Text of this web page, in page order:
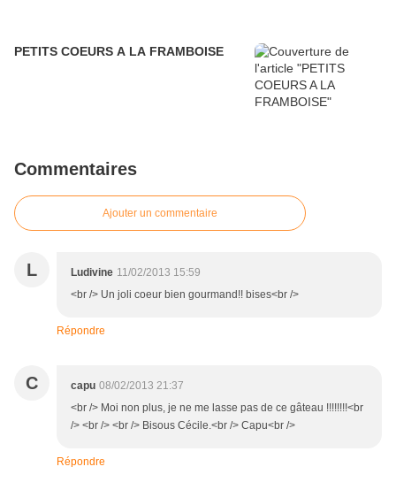
PETITS COEURS A LA FRAMBOISE
Commentaires
Ajouter un commentaire
L Ludivine 11/02/2013 15:59
<br /> Un joli coeur bien gourmand!! bises<br />
Répondre
C capu 08/02/2013 21:37
<br /> Moi non plus, je ne me lasse pas de ce gâteau !!!!!!!!<br
/> <br /> <br /> Bisous Cécile.<br /> Capu<br />
Répondre